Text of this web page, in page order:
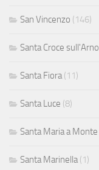
San Vincenzo (146)
Santa Croce sull'Arno
Santa Fiora (11)
Santa Luce (8)
Santa Maria a Monte
Santa Marinella (1)